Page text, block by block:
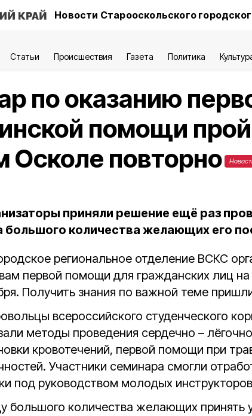
Новости Старооскольского
Статьи Происшествия Газета Политика
по оказанию
помощи
Осколе повторно
приняли решение ещё раз
большого количества желающих его
региональное отделение ВСКС
первой помощи для гражданских лиц
Получить знания по важной теме
всероссийского студенческого
методы проведения сердечно –
кровотечений, первой помощи при
Участники семинара смогли
под руководством молодых
большого количества желающих принять